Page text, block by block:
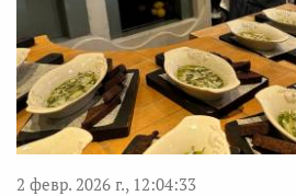
2 февр. 2026 г., 12:04:33